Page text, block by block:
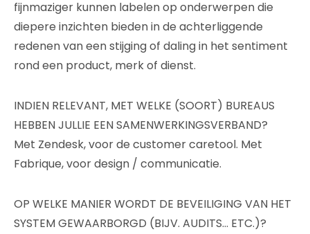
fijnmaziger kunnen labelen op onderwerpen die
diepere inzichten bieden in de achterliggende
redenen van een stijging of daling in het sentiment
rond een product, merk of dienst.
INDIEN RELEVANT, MET WELKE (SOORT) BUREAUS
HEBBEN JULLIE EEN SAMENWERKINGSVERBAND?
Met Zendesk, voor de customer caretool. Met
Fabrique, voor design / communicatie.
OP WELKE MANIER WORDT DE BEVEILIGING VAN HET
SYSTEM GEWAARBORGD (BIJV. AUDITS… ETC.)?